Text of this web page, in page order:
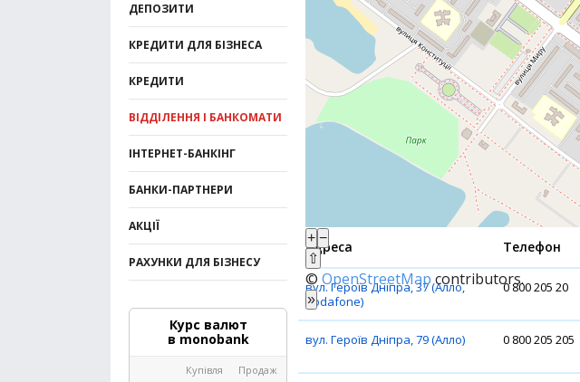
ДЕПОЗИТИ
КРЕДИТИ ДЛЯ БІЗНЕСА
КРЕДИТИ
ВІДДІЛЕННЯ І БАНКОМАТИ
ІНТЕРНЕТ-БАНКІНГ
БАНКИ-ПАРТНЕРИ
АКЦІЇ
РАХУНКИ ДЛЯ БІЗНЕСУ
Курс валют
в monobank
Купівля Продаж
+ −
⇧
© OpenStreetMapcontributors.
»
Адреса Телефон
вул. Героїв Дніпра, 37 (Алло,
Vodafone)
0 800 205 20
вул. Героїв Дніпра, 79 (Алло) 0 800 205 205